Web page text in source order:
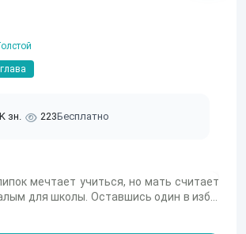
зн. 223Бесплатно
мечтает учиться, но мать считает
для школы. Оставшись один в избе,
на отчаянный шаг — тайком убегает
шапку. На пути его ждут злые